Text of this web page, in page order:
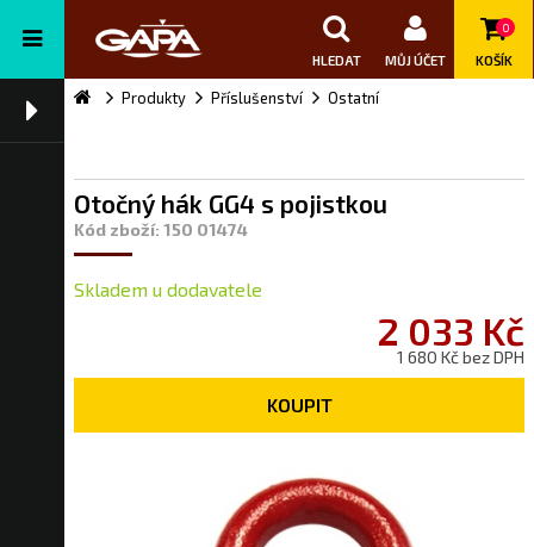
HLEDAT MŮJ ÚČET
0
KOŠÍK
Produkty Příslušenství Ostatní
Otočný hák GG4 s pojistkou
Kód zboží: 150 01474
Skladem u dodavatele
2 033 Kč
1 680 Kč bez DPH
KOUPIT